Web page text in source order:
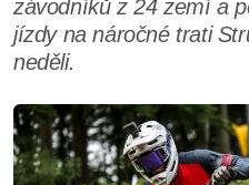
závodníků z 24 zemí a
jízdy na náročné trati
neděli.